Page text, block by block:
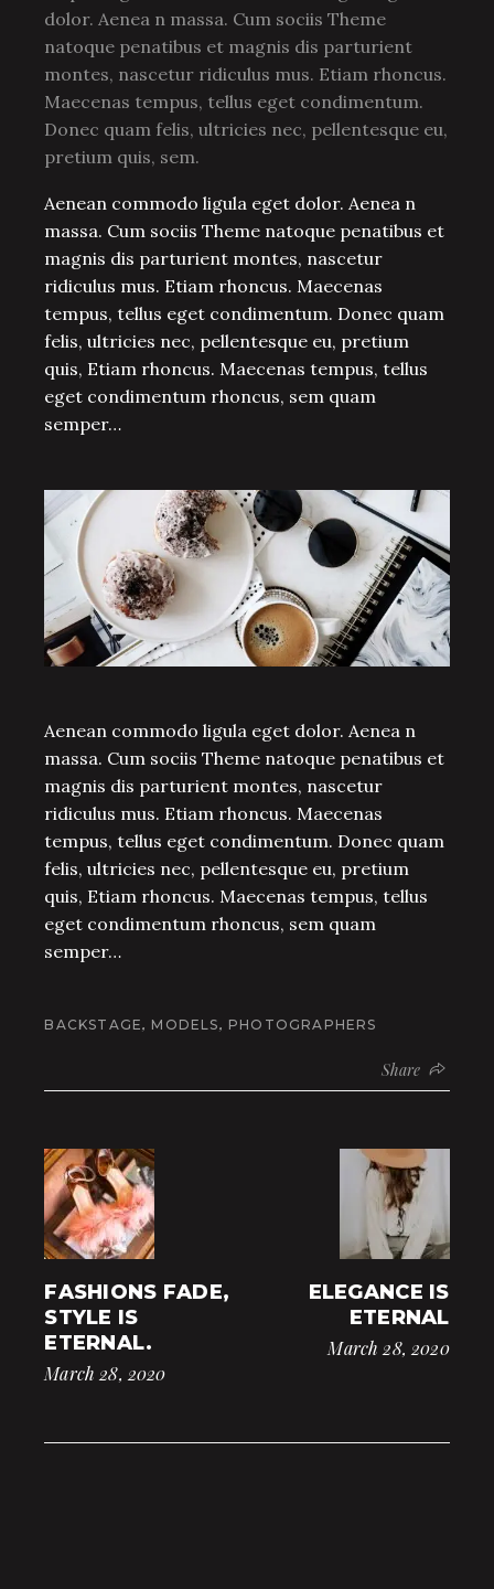
dolor. Aenea n massa. Cum sociis Theme
natoque penatibus et magnis dis parturient
montes, nascetur ridiculus mus. Etiam rhoncus.
Maecenas tempus, tellus eget condimentum.
Donec quam felis, ultricies nec, pellentesque eu,
pretium quis, sem.
Aenean commodo ligula eget dolor. Aenea n
massa. Cum sociis Theme natoque penatibus et
magnis dis parturient montes, nascetur
ridiculus mus. Etiam rhoncus. Maecenas
tempus, tellus eget condimentum. Donec quam
felis, ultricies nec, pellentesque eu, pretium
quis, Etiam rhoncus. Maecenas tempus, tellus
eget condimentum rhoncus, sem quam
semper…
Aenean commodo ligula eget dolor. Aenea n
massa. Cum sociis Theme natoque penatibus et
magnis dis parturient montes, nascetur
ridiculus mus. Etiam rhoncus. Maecenas
tempus, tellus eget condimentum. Donec quam
felis, ultricies nec, pellentesque eu, pretium
quis, Etiam rhoncus. Maecenas tempus, tellus
eget condimentum rhoncus, sem quam
semper…
BACKSTAGE, MODELS, PHOTOGRAPHERS
Share
FASHIONS FADE,
STYLE IS
ETERNAL.
March 28, 2020
ELEGANCE IS
ETERNAL
March 28, 2020